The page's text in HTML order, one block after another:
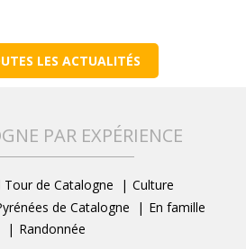
LES ACTUALITÉS
PAR EXPÉRIENCE
Tour de Catalogne
Culture
de Catalogne
En famille
Randonnée